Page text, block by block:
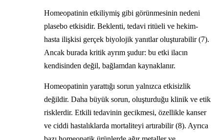
Homeopatinin etkiliymiş gibi görünmesinin nedeni
plasebo etkisidir. Beklenti, tedavi ritüeli ve hekim-
hasta ilişkisi gerçek biyolojik yanıtlar oluşturabilir (7).
Ancak burada kritik ayrım şudur: bu etki ilacın
kendisinden değil, bağlamdan kaynaklanır.
Homeopatinin yarattığı sorun yalnızca etkisizlik
değildir. Daha büyük sorun, oluşturduğu klinik ve etik
risklerdir. Etkili tedavinin gecikmesi, özellikle kanser
ve ciddi hastalıklarda mortaliteyi artırabilir (8). Ayrıca